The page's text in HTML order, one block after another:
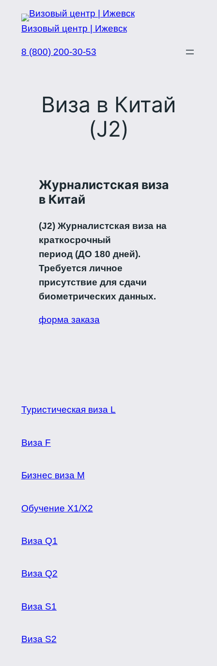
Перейти
Визовый центр | Ижевск
8 (800) 200-30-53
Виза в Китай
(J2)
Журналистская виза
в Китай
(J2) Журналистская виза на
краткосрочный
период (ДО 180 дней).
Требуется личное
присутствие для сдачи
биометрических данных.
форма заказа
Туристическая виза L
Виза F
Бизнес виза M
Обучение X1/X2
Виза Q1
Виза Q2
Виза S1
Виза S2